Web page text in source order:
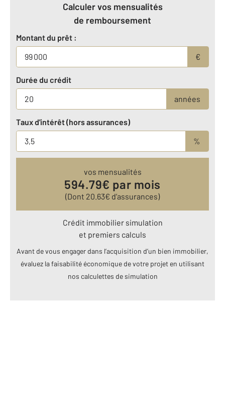
Calculer vos mensualités
de remboursement
Montant du prêt :
€
Durée du crédit
années
Taux d'intérêt (hors assurances)
%
vos mensualités
594.79€ par mois
(Dont 20.63€ d’assurances)
Crédit immobilier simulation
et premiers calculs
Avant de vous engager dans l’acquisition d’un bien immobilier,
évaluez la faisabilité économique de votre projet en utilisant
nos calculettes de simulation